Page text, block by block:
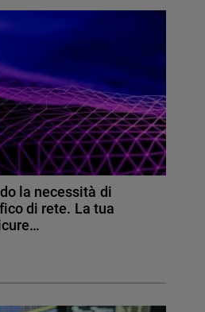
la necessità di
di rete. La tua